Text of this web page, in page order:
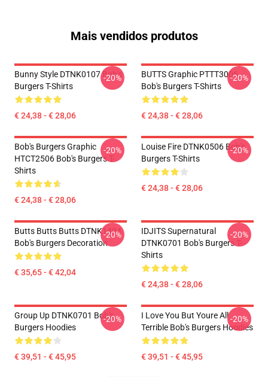
Mais vendidos produtos
Bunny Style DTNK0107 Bob's
Burgers T-Shirts
€ 24,38 - € 28,06
-20%
BUTTS Graphic PTTT3006
Bob's Burgers T-Shirts
€ 24,38 - € 28,06
-20%
Bob's Burgers Graphic
HTCT2506 Bob's Burgers T-
Shirts
€ 24,38 - € 28,06
-20%
Louise Fire DTNK0506 Bob's
Burgers T-Shirts
€ 24,38 - € 28,06
-20%
Butts Butts Butts DTNK1404
Bob's Burgers Decoration
€ 35,65 - € 42,04
-20%
IDJITS Supernatural
DTNK0701 Bob's Burgers T-
Shirts
€ 24,38 - € 28,06
-20%
Group Up DTNK0701 Bob's
Burgers Hoodies
€ 39,51 - € 45,95
-20%
I Love You But Youre All
Terrible Bob's Burgers Hoodies
€ 39,51 - € 45,95
-20%